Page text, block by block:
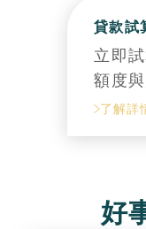
貸款試
立即
額度
了解詳
好